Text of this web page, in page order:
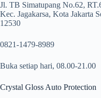
Jl. TB Simatupang No.62,
Kec. Jagakarsa, Kota Jakarta
12530
0821-1479-8989
Buka setiap hari, 08.00-21.00
Crystal Gloss Auto Protection